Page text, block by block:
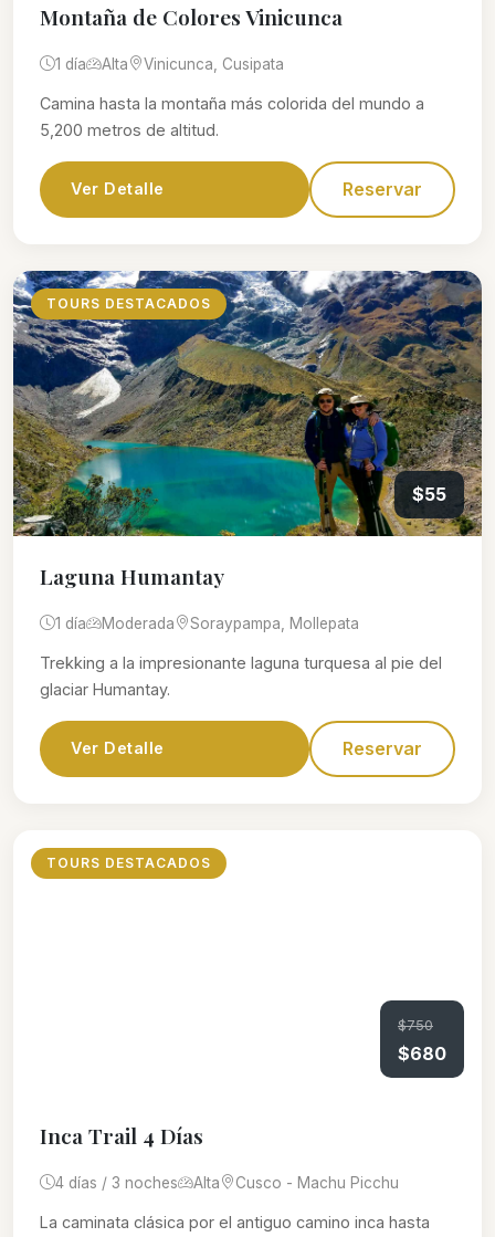
Montaña de Colores Vinicunca
1 día Alta Vinicunca, Cusipata
Camina hasta la montaña más colorida del mundo a
5,200 metros de altitud.
Ver Detalle Reservar
TOURS DESTACADOS
$55
Laguna Humantay
1 día Moderada Soraypampa, Mollepata
Trekking a la impresionante laguna turquesa al pie del
glaciar Humantay.
Ver Detalle Reservar
TOURS DESTACADOS
$750
$680
Inca Trail 4 Días
4 días / 3 noches Alta Cusco - Machu Picchu
La caminata clásica por el antiguo camino inca hasta